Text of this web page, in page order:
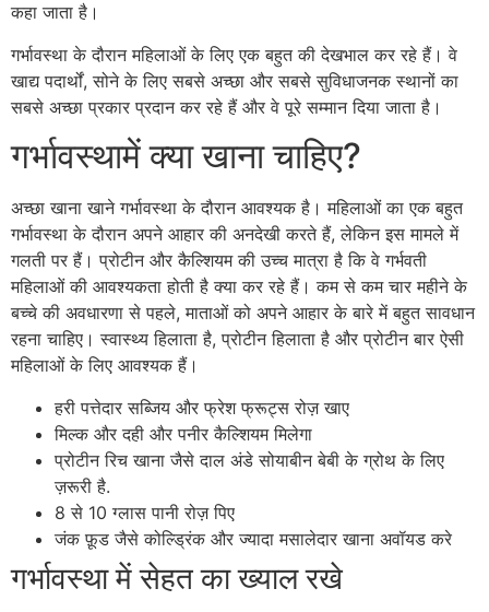
कहा जाता है।
गर्भावस्था के दौरान महिलाओं के लिए एक बहुत की देखभाल कर रहे हैं। वे
खाद्य पदार्थों, सोने के लिए सबसे अच्छा और सबसे सुविधाजनक स्थानों का
सबसे अच्छा प्रकार प्रदान कर रहे हैं और वे पूरे सम्मान दिया जाता है।
गर्भावस्थामें क्या खाना चाहिए?
अच्छा खाना खाने गर्भावस्था के दौरान आवश्यक है। महिलाओं का एक बहुत
गर्भावस्था के दौरान अपने आहार की अनदेखी करते हैं, लेकिन इस मामले में
गलती पर हैं। प्रोटीन और कैल्शियम की उच्च मात्रा है कि वे गर्भवती
महिलाओं की आवश्यकता होती है क्या कर रहे हैं। कम से कम चार महीने के
बच्चे की अवधारणा से पहले, माताओं को अपने आहार के बारे में बहुत सावधान
रहना चाहिए। स्वास्थ्य हिलाता है, प्रोटीन हिलाता है और प्रोटीन बार ऐसी
महिलाओं के लिए आवश्यक हैं।
हरी पत्तेदार सब्जिय और फ्रेश फ्रूट्स रोज़ खाए
मिल्क और दही और पनीर कैल्शियम मिलेगा
प्रोटीन रिच खाना जैसे दाल अंडे सोयाबीन बेबी के ग्रोथ के लिए
ज़रूरी है.
8 से 10 ग्लास पानी रोज़ पिए
जंक फ़ूड जैसे कोल्ड्रिंक और ज्यादा मसालेदार खाना अवॉयड करे
गर्भावस्था में सेहत का ख्याल रखे